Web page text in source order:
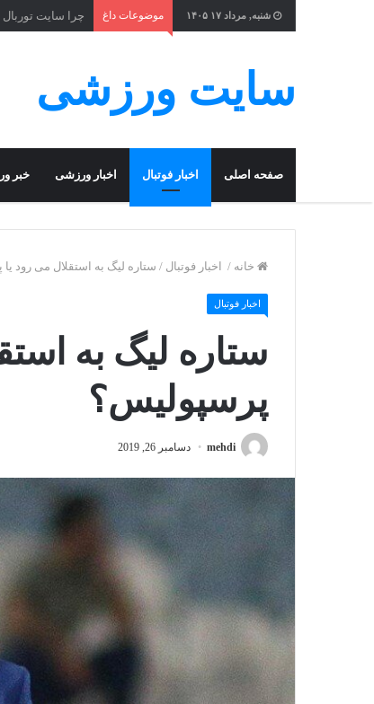
شنبه, مرداد ۱۷ ۱۴۰۵ موضوعات داغ چرا سایت
سایت ورزشی
صفحه اصلی اخبار فوتبال اخبار ورزشی خبر
خانه / اخبار فوتبال / ستاره لیگ به استقلال می رود
اخبار فوتبال
ستاره لیگ به
پرسپولیس؟
mehdi دسامبر 26, 2019